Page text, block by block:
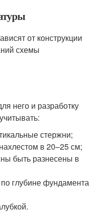
от конструкции
схемы
него и разработку
стержни;
в 20–25 см;
быть разнесены в
глубине фундамента